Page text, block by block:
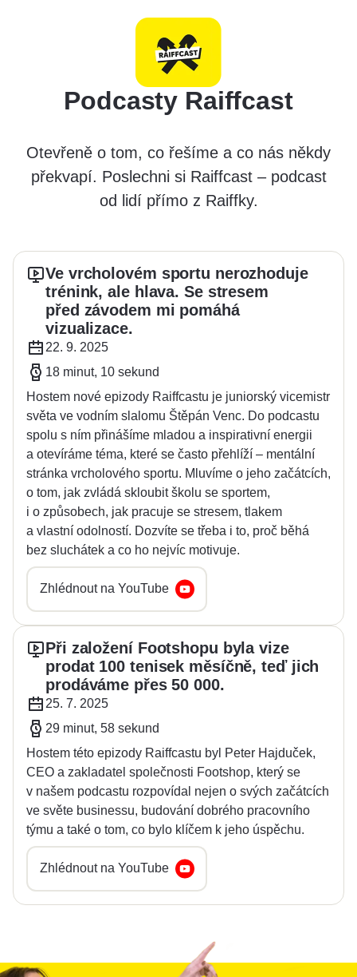
Podcasty Raiffcast
Otevřeně o tom, co řešíme a co nás někdy
překvapí. Poslechni si Raiffcast – podcast
od lidí přímo z Raiffky.
Ve vrcholovém sportu nerozhoduje
trénink, ale hlava. Se stresem
před závodem mi pomáhá
vizualizace.
22. 9. 2025
18 minut, 10 sekund
Hostem nové epizody Raiffcastu je juniorský vicemistr
světa ve vodním slalomu Štěpán Venc. Do podcastu
spolu s ním přinášíme mladou a inspirativní energii
a otevíráme téma, které se často přehlíží – mentální
stránka vrcholového sportu. Mluvíme o jeho začátcích,
o tom, jak zvládá skloubit školu se sportem,
i o způsobech, jak pracuje se stresem, tlakem
a vlastní odolností. Dozvíte se třeba i to, proč běhá
bez sluchátek a co ho nejvíc motivuje.
Zhlédnout na YouTube
Při založení Footshopu byla vize
prodat 100 tenisek měsíčně, teď jich
prodáváme přes 50 000.
25. 7. 2025
29 minut, 58 sekund
Hostem této epizody Raiffcastu byl Peter Hajduček,
CEO a zakladatel společnosti Footshop, který se
v našem podcastu rozpovídal nejen o svých začátcích
ve světe businessu, budování dobrého pracovního
týmu a také o tom, co bylo klíčem k jeho úspěchu.
Zhlédnout na YouTube